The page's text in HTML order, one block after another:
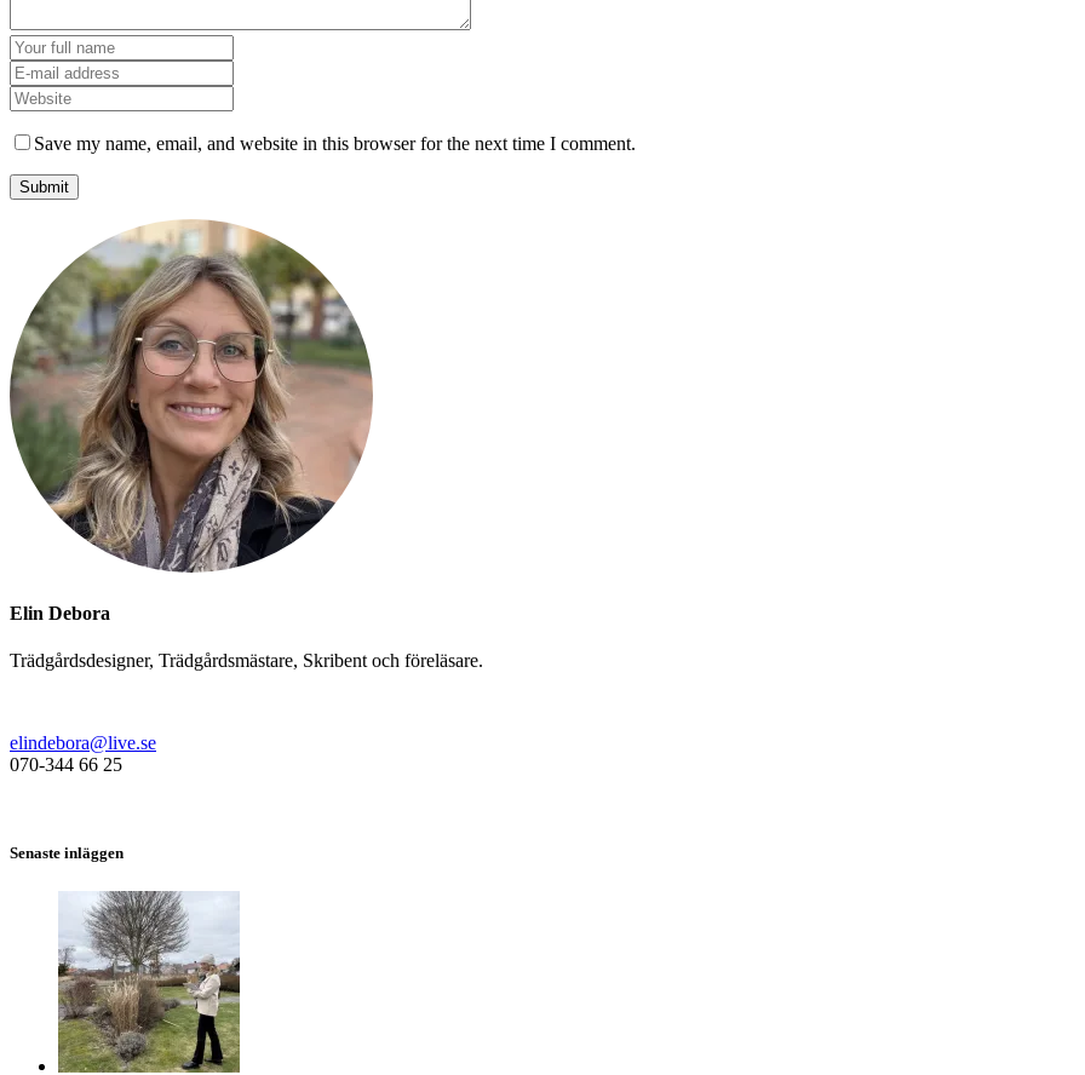
Save my name, email, and website in this browser for the next time I comment.
Elin Debora
Trädgårdsdesigner, Trädgårdsmästare, Skribent och föreläsare.
elindebora@live.se
070-344 66 25
Senaste inläggen